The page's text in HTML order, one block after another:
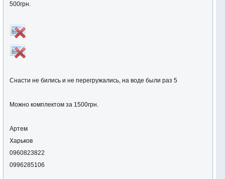
500грн.
Снасти не бились и не перегружались, на воде были раз 5
Можно комплектом за 1500грн.
Артем
Харьков
0960823822
0996285106